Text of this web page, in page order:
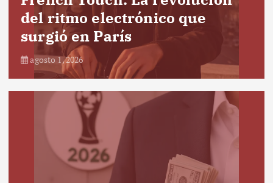
del ritmo electrónico que
surgió en París
agosto 1, 2026